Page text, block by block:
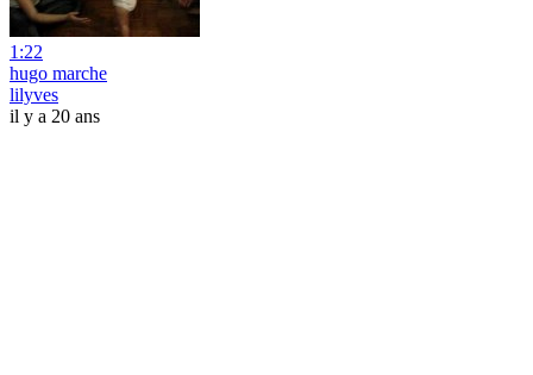
1:22
hugo marche
lilyves
il y a 20 ans